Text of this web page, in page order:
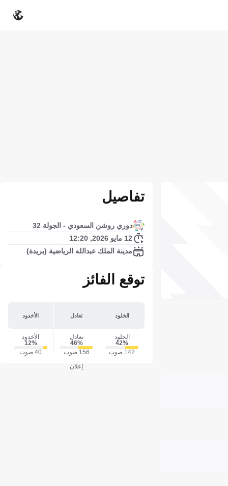
تفاصيل
دوري روشن السعودي - الجولة 32
12 مايو 2026, 12:20
مدينة الملك عبدالله الرياضية (بريدة)
توقع الفائز
الخلود تعادل الأخدود
الخلود
42‎%‎
142 صوت
تعادل
46‎%‎
156 صوت
الأخدود
12‎%‎
40 صوت
إعلان